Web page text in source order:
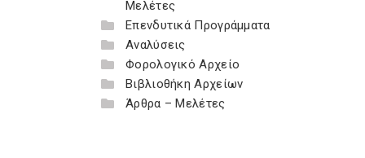
Μελέτες
Επενδυτικά Προγράμματα
Αναλύσεις
Φορολογικό Αρχείο
Βιβλιοθήκη Αρχείων
Άρθρα – Μελέτες